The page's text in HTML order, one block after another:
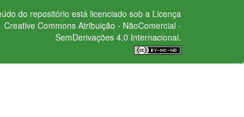
do repositório está licenciado sob a Licença
Creative CommonsAtribuição - NãoComercial -
SemDerivações 4.0 Internacional.